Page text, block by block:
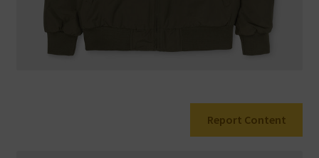
Report Content